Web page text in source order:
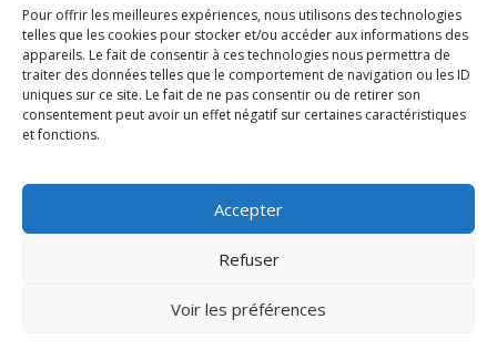
Pour offrir les meilleures expériences, nous utilisons des technologies
telles que les cookies pour stocker et/ou accéder aux informations des
appareils. Le fait de consentir à ces technologies nous permettra de
traiter des données telles que le comportement de navigation ou les ID
uniques sur ce site. Le fait de ne pas consentir ou de retirer son
consentement peut avoir un effet négatif sur certaines caractéristiques
et fonctions.
Accepter
Refuser
Voir les préférences
et de loisirs
Contact
Mentions légales